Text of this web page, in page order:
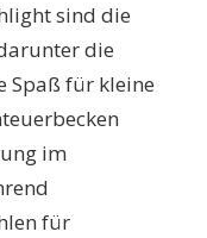
sind die
die
Spaß für kleine
im
für